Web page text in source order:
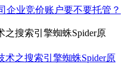
企业竞价账户要不要托管？
之搜索引擎蜘蛛Spider原